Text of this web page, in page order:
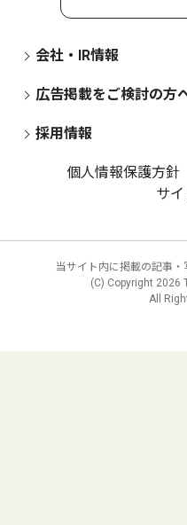
会社・IR情報
広告掲載をご検討の方
採用情報
個人情報保護方針
サ
当サイト内に掲載の記事・
(C) Copyright 2026
All